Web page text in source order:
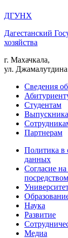
ДГУНХ
Дагестанский
хозяйства
г. Махачкала,
ул.
Сведения
Студентам
Партнерам
Политика в
данных
Согласие
Наука
Развитие
Медиа